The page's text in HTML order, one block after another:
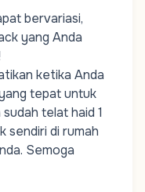
bervariasi,
yang Anda
ketika Anda
tepat untuk
sudah telat haid 1
sendiri di rumah
Semoga